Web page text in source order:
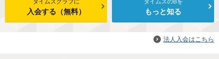
タイムズクラブに
入会する（無料）
タイムズのBを
もっと知る
法人入会はこちら